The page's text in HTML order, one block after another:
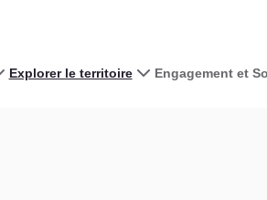
Explorer le territoire Engagement et